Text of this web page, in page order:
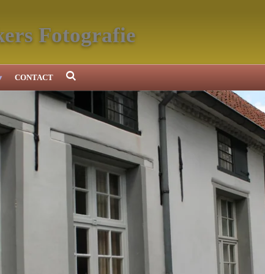
Fotografie
CONTACT